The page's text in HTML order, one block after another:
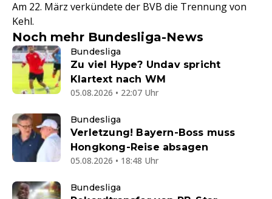
Am 22. März verkündete der BVB die Trennung von
Kehl.
Noch mehr Bundesliga-News
Bundesliga
Zu viel Hype? Undav spricht
Klartext nach WM
05.08.2026 • 22:07 Uhr
Bundesliga
Verletzung! Bayern-Boss muss
Hongkong-Reise absagen
05.08.2026 • 18:48 Uhr
Bundesliga